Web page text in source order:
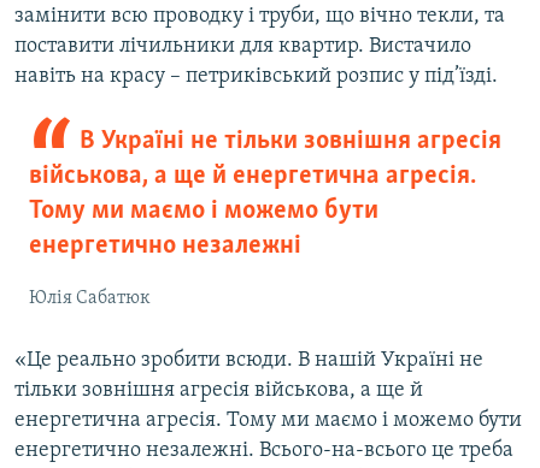
замінити всю проводку і труби, що вічно текли, та
поставити лічильники для квартир. Вистачило
навіть на красу – петриківський розпис у під’їзді.
В Україні не тільки зовнішня агресія
військова, а ще й енергетична агресія.
Тому ми маємо і можемо бути
енергетично незалежні
Юлія Сабатюк
«Це реально зробити всюди. В нашій Україні не
тільки зовнішня агресія військова, а ще й
енергетична агресія. Тому ми маємо і можемо бути
енергетично незалежні. Всього-на-всього це треба